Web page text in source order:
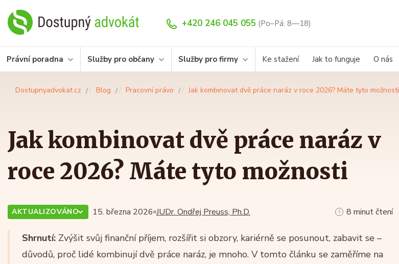
+420 246 045 055 (Po–Pá: 8—18)
Právní poradna Služby pro občany Služby pro firmy Ke stažení Jak to funguje O nás
Dostupnyadvokat.cz Blog Pracovní právo Jak kombinovat dvě práce naráz v roce 2026? Máte tyto možnosti
Jak kombinovat dvě práce naráz v
roce 2026? Máte tyto možnosti
JUDr. Ondřej Preuss, Ph.D.
AKTUALIZOVÁNO 15. března 2026 8 minut čtení
Shrnutí: Zvýšit svůj finanční příjem, rozšířit si obzory, kariérně se posunout, zabavit se –
důvodů, proč lidé kombinují dvě práce naráz, je mnoho. V tomto článku se zaměříme na